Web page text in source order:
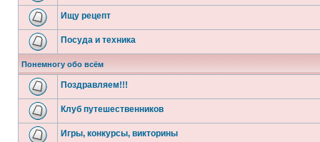
Ищу рецепт
Посуда и техника
Понемногу обо всём
Поздравляем!!!
Клуб путешественников
Игры, конкурсы, викторины